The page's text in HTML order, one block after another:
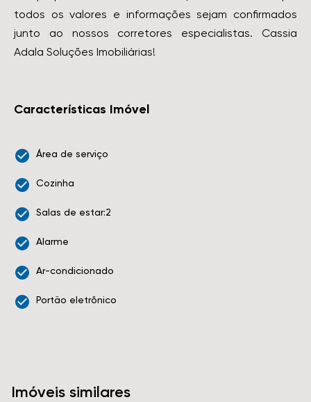
todos os valores e informações sejam confirmados
junto ao nossos corretores especialistas. Cassia
Adala Soluções Imobiliárias!
Características Imóvel
Área de serviço
Cozinha
Salas de estar:2
Alarme
Ar-condicionado
Portão eletrônico
Imóveis similares